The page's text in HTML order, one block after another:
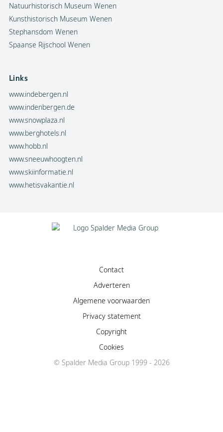
Natuurhistorisch Museum Wenen
Kunsthistorisch Museum Wenen
Stephansdom Wenen
Spaanse Rijschool Wenen
Links
www.indebergen.nl
www.indenbergen.de
www.snowplaza.nl
www.berghotels.nl
www.hobb.nl
www.sneeuwhoogten.nl
www.skiinformatie.nl
www.hetisvakantie.nl
Contact
Adverteren
Algemene voorwaarden
Privacy statement
Copyright
Cookies
© Spalder Media Group 1999 - 2026